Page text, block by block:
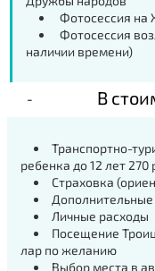
Фотосессия на
Фотосессия
наличии времени)
В
Транспортно-
ребенка до 12 лет
Страховка
Личные расходы
Посещение
лар по желанию
Выбор места в